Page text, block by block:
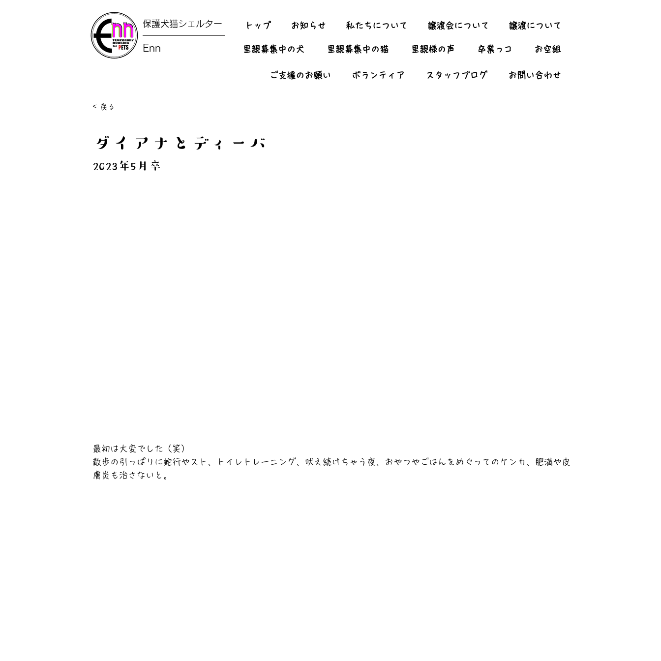
保護犬猫シェルター トップ お知らせ 私たちについて 譲渡会について 譲渡について
Enn 里親募集中の犬 里親募集中の猫 里親様の声 卒業っコ お空組
ご支援のお願い ボランティア スタッフブログ お問い合わせ
< 戻る
ダイアナとディーバ
2023年5月卒
最初は大変でした（笑）
散歩の引っぱりに蛇行やスト、トイレトレーニング、吠え続けちゃう夜、おやつやごはんをめぐってのケンカ、肥満や皮
膚炎も治さないと。